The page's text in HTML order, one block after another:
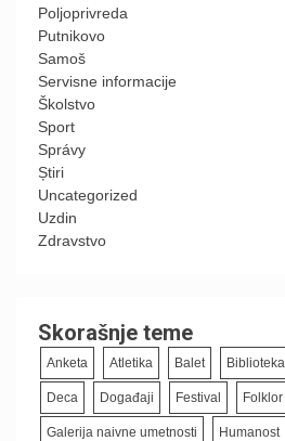
Poljoprivreda
Putnikovo
Samoš
Servisne informacije
Školstvo
Sport
Správy
Știri
Uncategorized
Uzdin
Zdravstvo
Skorašnje teme
Anketa Atletika Balet Biblioteka
Deca Događaji Festival Folklor
Galerija naivne umetnosti Humanost